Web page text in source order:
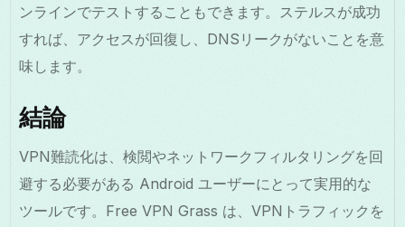
ンラインでテストすることもできます。ステルスが成功
すれば、アクセスが回復し、DNSリークがないことを意
味します。
結論
VPN難読化は、検閲やネットワークフィルタリングを回
避する必要がある Android ユーザーにとって実用的な
ツールです。Free VPN Grass は、VPNトラフィックを